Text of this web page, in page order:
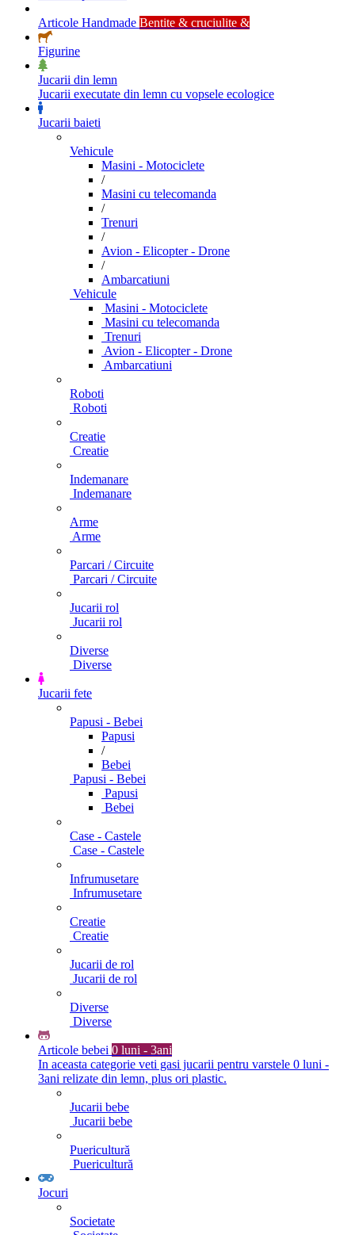
Articole Handmade Bentite & cruciulite &
Figurine
Jucarii din lemn
Jucarii executate din lemn cu vopsele ecologice
Jucarii baieti
Vehicule
Masini - Motociclete
/
Masini cu telecomanda
/
Trenuri
/
Avion - Elicopter - Drone
/
Ambarcatiuni
Vehicule
Masini - Motociclete
Masini cu telecomanda
Trenuri
Avion - Elicopter - Drone
Ambarcatiuni
Roboti
Roboti
Creatie
Creatie
Indemanare
Indemanare
Arme
Arme
Parcari / Circuite
Parcari / Circuite
Jucarii rol
Jucarii rol
Diverse
Diverse
Jucarii fete
Papusi - Bebei
Papusi
/
Bebei
Papusi - Bebei
Papusi
Bebei
Case - Castele
Case - Castele
Infrumusetare
Infrumusetare
Creatie
Creatie
Jucarii de rol
Jucarii de rol
Diverse
Diverse
Articole bebei 0 luni - 3ani
In aceasta categorie veti gasi jucarii pentru varstele 0 luni -
3ani relizate din lemn, plus ori plastic.
Jucarii bebe
Jucarii bebe
Puericultură
Puericultură
Jocuri
Societate